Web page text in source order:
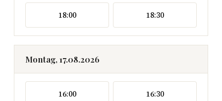
18:00 18:30
Montag, 17.08.2026
16:00 16:30